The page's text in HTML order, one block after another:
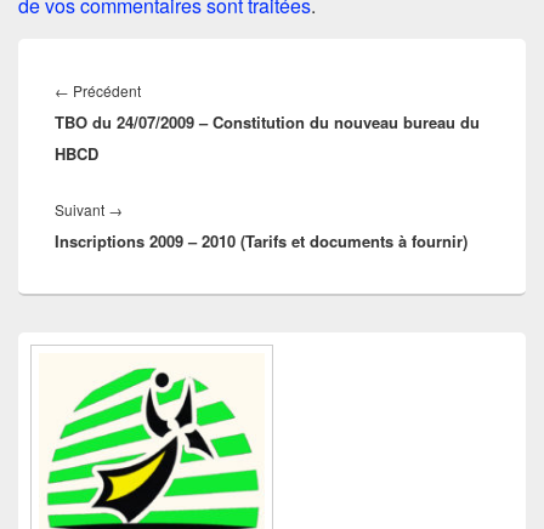
de
l’article
← PrécédentArticle
précédent :
TBO du 24/07/2009 – Constitution du nouveau bureau du
HBCD
Suivant →
suivant :
Inscriptions 2009 – 2010 (Tarifs et documents à fournir)
Zone
barre
latérale